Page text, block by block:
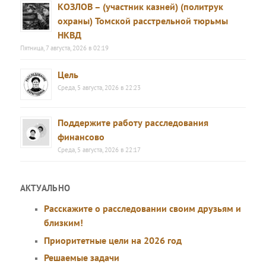
КОЗЛОВ – (участник казней) (политрук
охраны) Томской расстрельной тюрьмы
НКВД
Пятница, 7 августа, 2026 в 02:19
Цель
Среда, 5 августа, 2026 в 22:23
Поддержите работу расследования
финансово
Среда, 5 августа, 2026 в 22:17
АКТУАЛЬНО
Расскажите о расследовании своим друзьям и
близким!
Приоритетные цели на 2026 год
Решаемые задачи